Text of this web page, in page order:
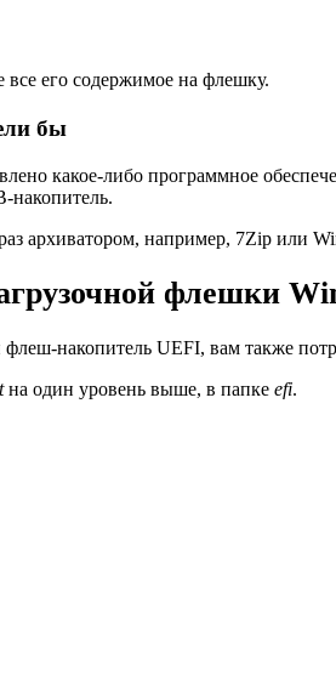
все его содержимое на флешку.
бы
какое-либо программное
накопитель.
архиватором, например, 7Zip или
флешки
накопитель UEFI, вам также
на один уровень выше, в папке efi.